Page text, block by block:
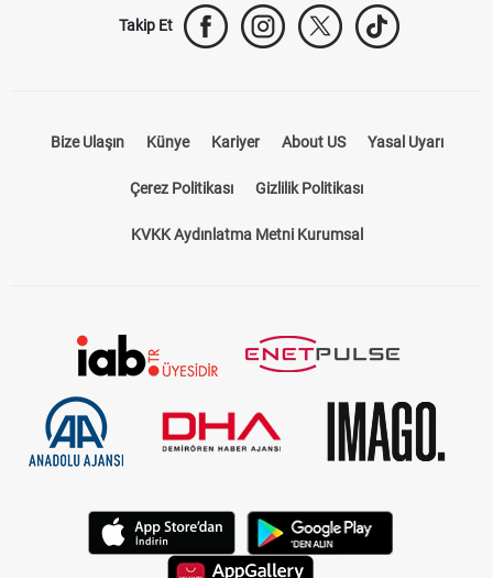
Takip Et
Bize Ulaşın Künye Kariyer About US Yasal Uyarı
Çerez Politikası Gizlilik Politikası
KVKK Aydınlatma Metni Kurumsal